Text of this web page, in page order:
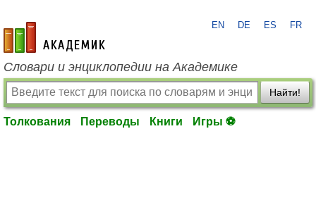
academic.ru
EN DE ES FR
Словари и энциклопедии на Академике
Найти!
Толкования Переводы Книги Игры ⚽